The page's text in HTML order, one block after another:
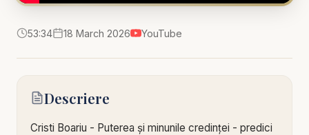
53:34 18 March 2026 YouTube
Descriere
Cristi Boariu - Puterea și minunile credinței - predici